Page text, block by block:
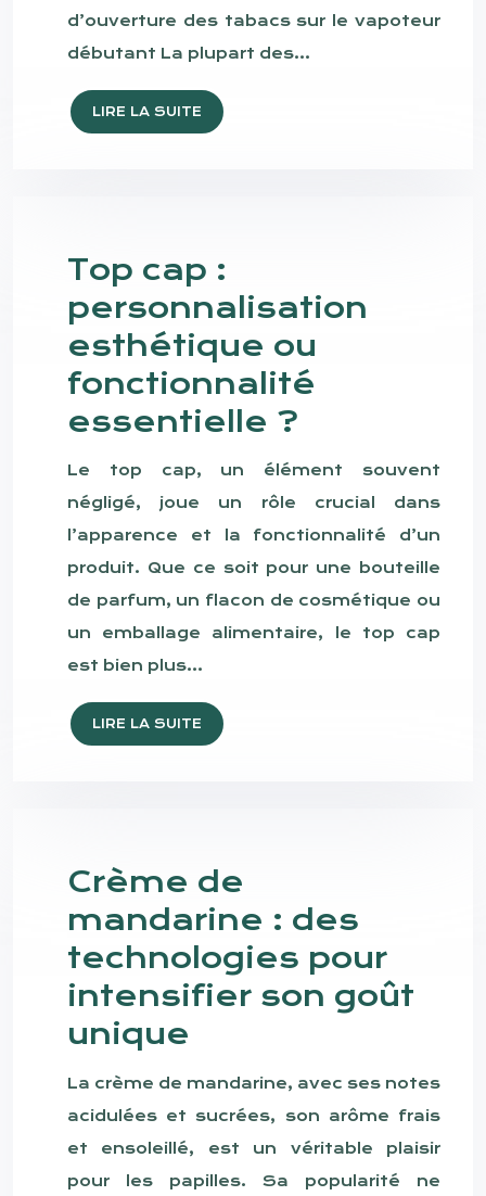
d’ouverture des tabacs sur le vapoteur
débutant La plupart des…
LIRE LA SUITE
Top cap :
personnalisation
esthétique ou
fonctionnalité
essentielle ?
Le top cap, un élément souvent
négligé, joue un rôle crucial dans
l’apparence et la fonctionnalité d’un
produit. Que ce soit pour une bouteille
de parfum, un flacon de cosmétique ou
un emballage alimentaire, le top cap
est bien plus…
LIRE LA SUITE
Crème de
mandarine : des
technologies pour
intensifier son goût
unique
La crème de mandarine, avec ses notes
acidulées et sucrées, son arôme frais
et ensoleillé, est un véritable plaisir
pour les papilles. Sa popularité ne